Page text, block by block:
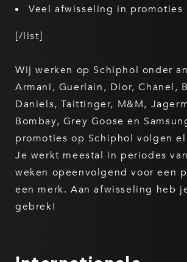
Veel afwisseling in promoties
[/list]
Wij werken op Schiphol onder
Armani, Guerlain, Dior, Chanel,
Daniels, Taittinger, M&M,
Bombay, Grey Goose en
promoties op Schiphol volgen
Je werkt meestal in periodes
weken opeenvolgend voor een
een merk. Aan afwisseling heb
gebrek!